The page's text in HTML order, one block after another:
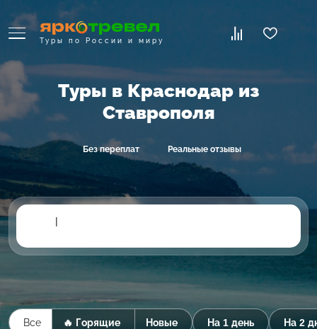
Туры по России и миру
Туры в Краснодар из
Ставрополя
Без переплат Реальные отзывы
|
Все 🔥 Горящие Новые На 1 день На 2